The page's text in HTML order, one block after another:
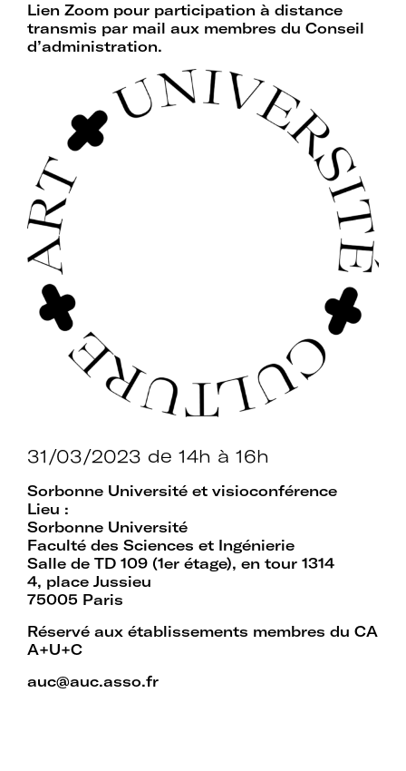
Profiter de temps de rencontre et
d’échange avec les acteurs des
politiques culturelles dans les
établissements et avec des
intervenants professionnels extérieurs.
Faire partie d’un réseau qui assure
l’interface et le relais avec d’autres
réseaux professionnels, le ministère de
Recherche, le ministère de la Culture
Participer à des actions collectives qui
permettent de faire progresser la
connaissance et la mise en œuvre des
politiques culturelles dans les
établissements.
adhérent
Devenir adhérent
Identifiant ou e-mail
Mot de passe
Lien Zoom pour participation à distance
transmis par mail aux membres du Conseil
d’administration.
31/03/2023 de 14h à 16h
Sorbonne Université et visioconférence
Lieu :
Sorbonne Université
Faculté des Sciences et Ingénierie
Salle de TD 109 (1er étage), en tour 1314
4, place Jussieu
75005 Paris
Réservé aux établissements membres du CA
A+U+C
auc@auc.asso.fr